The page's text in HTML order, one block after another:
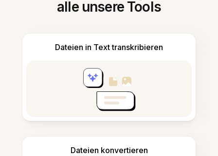
alle unsere Tools
Dateien in Text transkribieren
Dateien konvertieren